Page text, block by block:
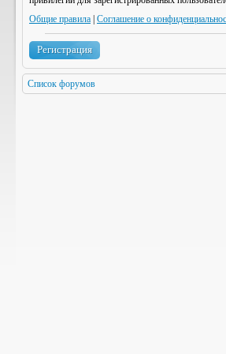
Общие правила Соглашение о
Регистрация
Список форумов